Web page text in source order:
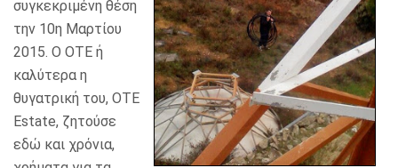
συγκεκριμένη θέση
την 10η Μαρτίου
2015. Ο ΟΤΕ ή
καλύτερα η
θυγατρική του, OTE
Estate, ζητούσε
εδώ και χρόνια,